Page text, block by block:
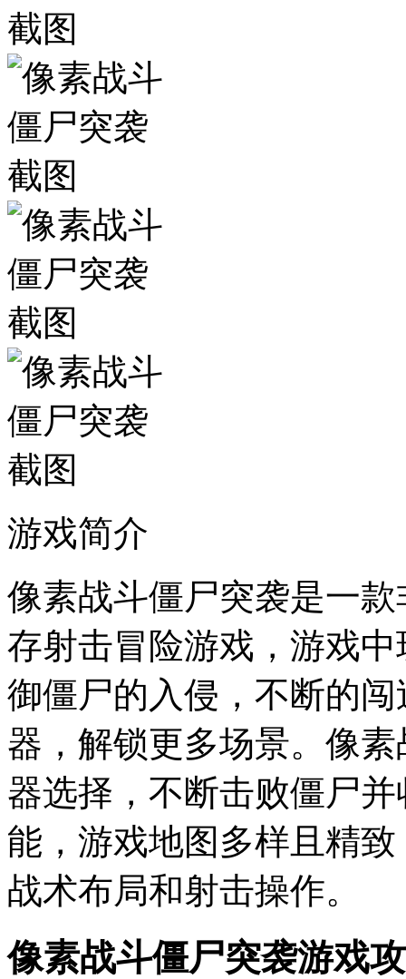
游戏简介
像素战斗僵尸突袭是一
存射击冒险游戏，游戏
御僵尸的入侵，不断的
器，解锁更多场景。像
器选择，不断击败僵尸
能，游戏地图多样且精
战术布局和射击操作。
像素战斗僵尸突袭游戏